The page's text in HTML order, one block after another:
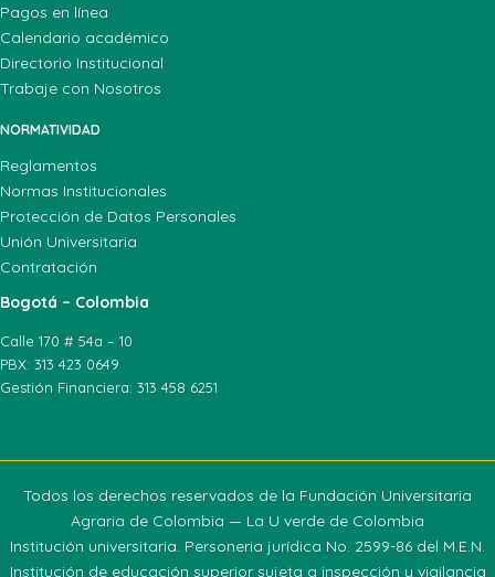
Pagos en línea
Calendario académico
Directorio Institucional
Trabaje con Nosotros
NORMATIVIDAD
Reglamentos
Normas Institucionales
Protección de Datos Personales
Unión Universitaria
Contratación
Bogotá – Colombia
Calle 170 # 54a – 10
PBX: 313 423 0649
Gestión Financiera: 313 458 6251
Todos los derechos reservados de la Fundación Universitaria
Agraria de Colombia — La U verde de Colombia
Institución universitaria. Personeria jurídica No. 2599-86 del M.E.N.
Institución de educación superior sujeta a inspección y vigilancia